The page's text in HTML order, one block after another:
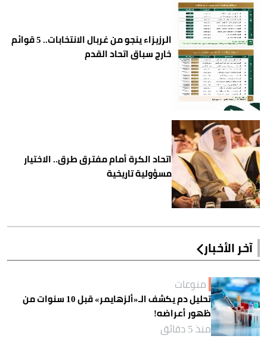
الرزيزاء ينجو من غربال الانتخابات.. 5 قوائم
خارج سباق اتحاد القدم
اتحاد الكرة أمام مفترق طرق.. الاختيار
مسؤولية تاريخية
آخر الأخبار
منوعات
تحليل دم يكشف الـ«ألزهايمر» قبل 10 سنوات من
ظهور أعراضه!
منذ 5 دقائق